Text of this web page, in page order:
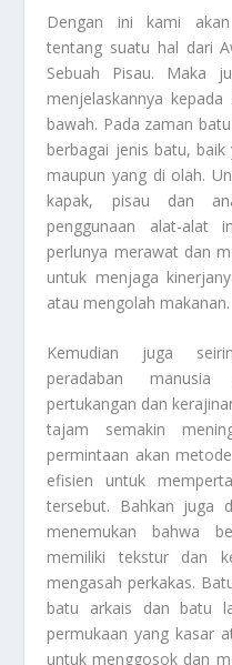
Dengan ini kami
tentang suatu hal dari
Sebuah Pisau. Maka
menjelaskannya
bawah. Pada zaman
berbagai jenis batu,
maupun yang di olah.
kapak, pisau dan
penggunaan alat-alat
perlunya merawat dan
untuk menjaga
atau mengolah makanan.
Kemudian juga
peradaban
pertukangan dan
tajam semakin
permintaan akan
efisien untuk
tersebut. Bahkan juga
menemukan bahwa
memiliki tekstur dan
mengasah perkakas.
batu arkais dan batu
permukaan yang kasar
untuk menggosok dan